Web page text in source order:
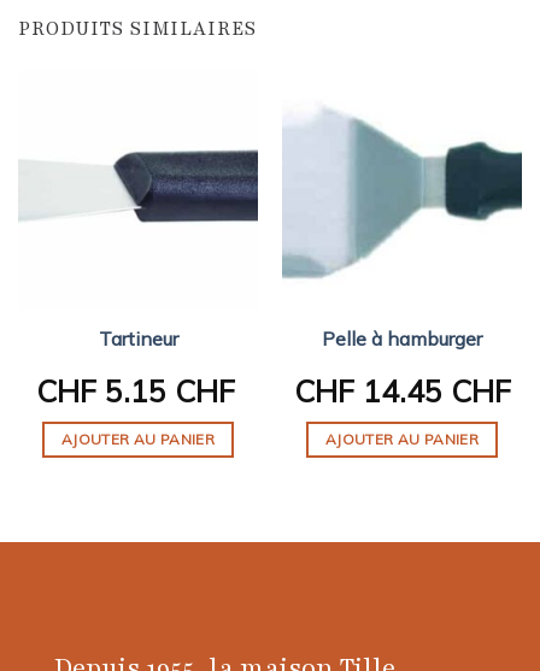
PRODUITS SIMILAIRES
Tartineur
CHF5.15 CHF
AJOUTER AU PANIER
Pelle à hamburger
CHF14.45 CHF
AJOUTER AU PANIER